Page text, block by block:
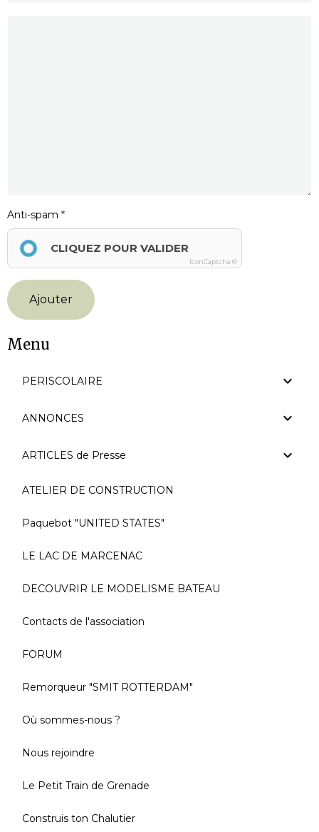
Anti-spam
CLIQUEZ POUR VALIDER
IconCaptcha ©
Ajouter
Menu
PERISCOLAIRE
ANNONCES
ARTICLES de Presse
ATELIER DE CONSTRUCTION
Paquebot "UNITED STATES"
LE LAC DE MARCENAC
DECOUVRIR LE MODELISME BATEAU
Contacts de l'association
FORUM
Remorqueur "SMIT ROTTERDAM"
Où sommes-nous ?
Nous rejoindre
Le Petit Train de Grenade
Construis ton Chalutier